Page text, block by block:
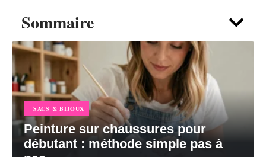
Sommaire
SACS & BIJOUX
Peinture sur chaussures pour
débutant : méthode simple pas à